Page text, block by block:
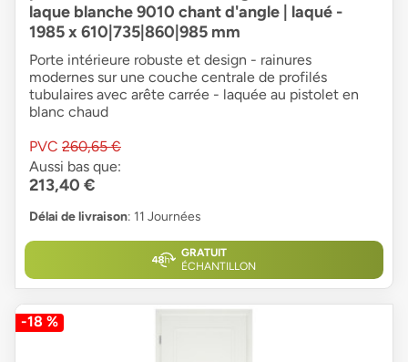
laque blanche 9010 chant d'angle | laqué -
1985 x 610|735|860|985 mm
Porte intérieure robuste et design - rainures
modernes sur une couche centrale de profilés
tubulaires avec arête carrée - laquée au pistolet en
blanc chaud
PVC 260,65 €
Aussi bas que:
213,40 €
Délai de livraison: 11 Journées
GRATUIT
ÉCHANTILLON
-18 %